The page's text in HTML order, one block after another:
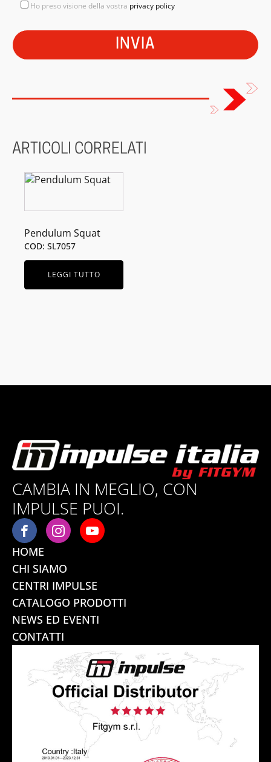
Ho preso visione della vostra privacy policy
ARTICOLI CORRELATI
Pendulum Squat
COD: SL7057
LEGGI TUTTO
CAMBIA IN MEGLIO, CON
IMPULSE PUOI.
HOME
CHI SIAMO
CENTRI IMPULSE
CATALOGO PRODOTTI
NEWS ED EVENTI
CONTATTI